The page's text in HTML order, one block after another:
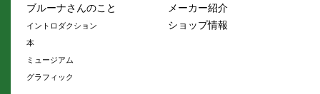
ブルーナさんのこと
イントロダクション
本
ミュージアム
グラフィック
メーカー紹介
ショップ情報